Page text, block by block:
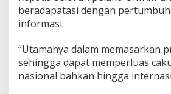
beradapatasi dengan
informasi.
“Utamanya dalam memasarkan
sehingga dapat memperluas
nasional bahkan hingga